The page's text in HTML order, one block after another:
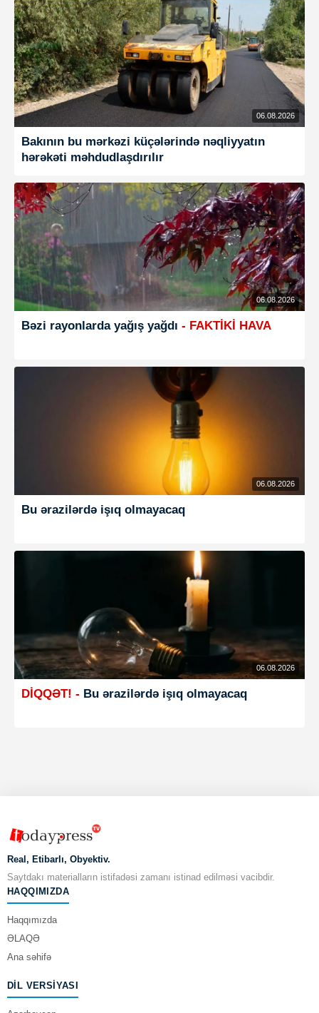
06.08.2026
Bakının bu mərkəzi küçələrində nəqliyyatın
hərəkəti məhdudlaşdırılır
06.08.2026
Bəzi rayonlarda yağış yağdı - FAKTİKİ HAVA
06.08.2026
Bu ərazilərdə işıq olmayacaq
06.08.2026
DİQQƏT! - Bu ərazilərdə işıq olmayacaq
Real, Etibarlı, Obyektiv.
Saytdakı materialların istifadəsi zamanı istinad edilməsi vacibdir.
HAQQIMIZDA
Haqqımızda
ƏLAQƏ
Ana səhifə
DIL VERSIYASI